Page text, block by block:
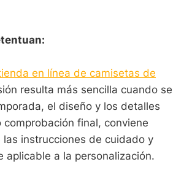
en línea de camisetas de
resulta más sencilla cuando se
el diseño y los detalles
comprobación final, conviene
las instrucciones de cuidado y
aplicable a la personalización.